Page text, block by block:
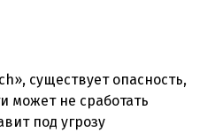
существует опасность,
может не сработать
под угрозу